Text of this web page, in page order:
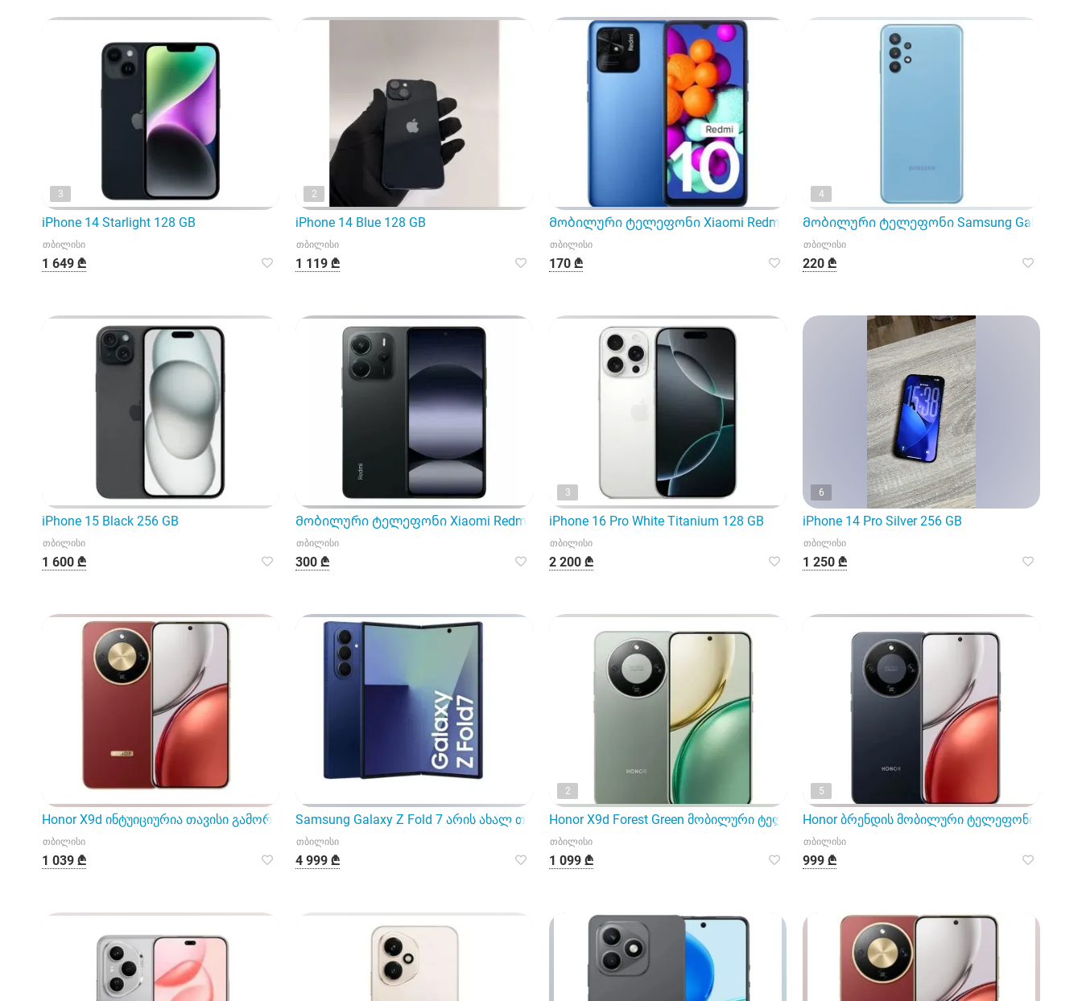
3
iPhone 14 Starlight 128 GB
თბილისი
1 649 ₾
2
iPhone 14 Blue 128 GB
თბილისი
1 119 ₾
Მობილური ტელეფონი Xiaomi Redmi 10C 4/128Gb Pacific Blue
თბილისი
170 ₾
4
Მობილური ტელეფონი Samsung Galaxy A32
თბილისი
220 ₾
iPhone 15 Black 256 GB
თბილისი
1 600 ₾
Მობილური ტელეფონი Xiaomi Redmi Note 14 4G
თბილისი
300 ₾
3
iPhone 16 Pro White Titanium 128 GB
თბილისი
2 200 ₾
6
iPhone 14 Pro Silver 256 GB
თბილისი
1 250 ₾
Honor X9d ინტუიციურია თავისი გამორჩეული Redish Brown ფერით და შესანიშნავი მახასიათებლებით
თბილისი
1 039 ₾
Samsung Galaxy Z Fold 7 არის ახალ თაობის კეცვადი სმარტფონი
თბილისი
4 999 ₾
2
Honor X9d Forest Green მობილური ტელეფონი გამოირჩევა თავისი გაუმჯობესებული
თბილისი
1 099 ₾
5
Honor ბრენდის მობილური ტელეფონი X9d
თბილისი
999 ₾